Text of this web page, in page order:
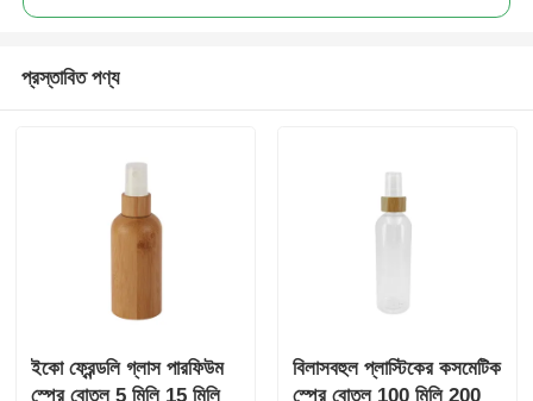
প্লাস্টিক ক্যাপ
স্ক্রু লোশন পাম্প
ক্লিপ-লক লসেশন পাম্প
প্রস্তাবিত পণ্য
ইকো ফ্রেন্ডলি গ্লাস পারফিউম
স্প্রে বোতল 5 মিলি 15 মিলি
বিলাসবহুল প্লাস্টিকের কসমেটিক
স্প্রে বোতল 100 মিলি 200